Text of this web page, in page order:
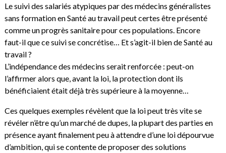
Le suivi des salariés atypiques par des médecins généralistes
sans formation en Santé au travail peut certes être présenté
comme un progrès sanitaire pour ces populations. Encore
faut-il que ce suivi se concrétise… Et s’agit-il bien de Santé au
travail ?
L’indépendance des médecins serait renforcée : peut-on
l’affirmer alors que, avant la loi, la protection dont ils
bénéficiaient était déjà très supérieure à la moyenne…
Ces quelques exemples révèlent que la loi peut très vite se
révéler n’être qu’un marché de dupes, la plupart des parties en
présence ayant finalement peu à attendre d’une loi dépourvue
d’ambition, qui se contente de proposer des solutions